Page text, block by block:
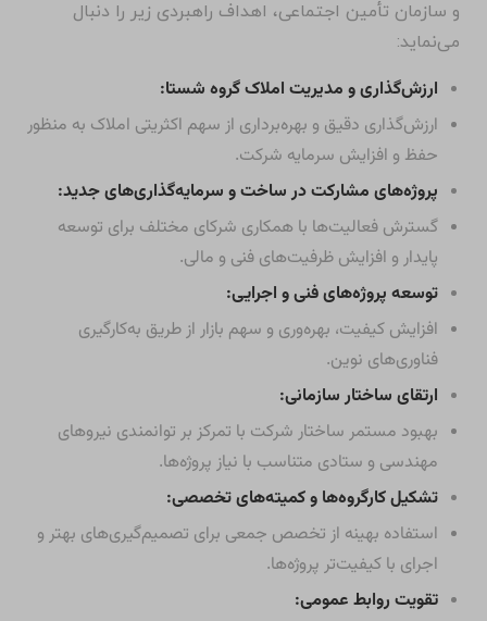
و سازمان تأمین اجتماعی، اهداف راهبردی زیر را دنبال
می‌نماید:
ارزش‌گذاری و مدیریت املاک گروه شستا:
ارزش‌گذاری دقیق و بهره‌برداری از سهم اکثریتی املاک به منظور
حفظ و افزایش سرمایه شرکت.
پروژه‌های مشارکت در ساخت و سرمایه‌گذاری‌های جدید:
گسترش فعالیت‌ها با همکاری شرکای مختلف برای توسعه
پایدار و افزایش ظرفیت‌های فنی و مالی.
توسعه پروژه‌های فنی و اجرایی:
افزایش کیفیت، بهره‌وری و سهم بازار از طریق به‌کارگیری
فناوری‌های نوین.
ارتقای ساختار سازمانی:
بهبود مستمر ساختار شرکت با تمرکز بر توانمندی نیروهای
مهندسی و ستادی متناسب با نیاز پروژه‌ها.
تشکیل کارگروه‌ها و کمیته‌های تخصصی:
استفاده بهینه از تخصص جمعی برای تصمیم‌گیری‌های بهتر و
اجرای با کیفیت‌تر پروژه‌ها.
تقویت روابط عمومی: